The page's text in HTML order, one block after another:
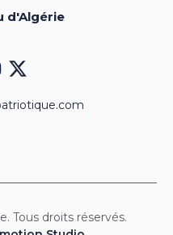
d'Algérie
Tous droits réservés.